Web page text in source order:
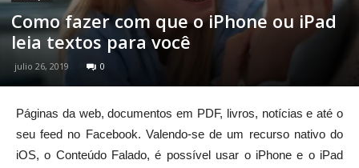
Como fazer com que o iPhone ou iPad
leia textos para você
julio 26, 2019 0
Páginas da web, documentos em PDF, livros, notícias e até o
seu feed no Facebook. Valendo-se de um recurso nativo do
iOS, o Conteúdo Falado, é possível usar o iPhone e o iPad